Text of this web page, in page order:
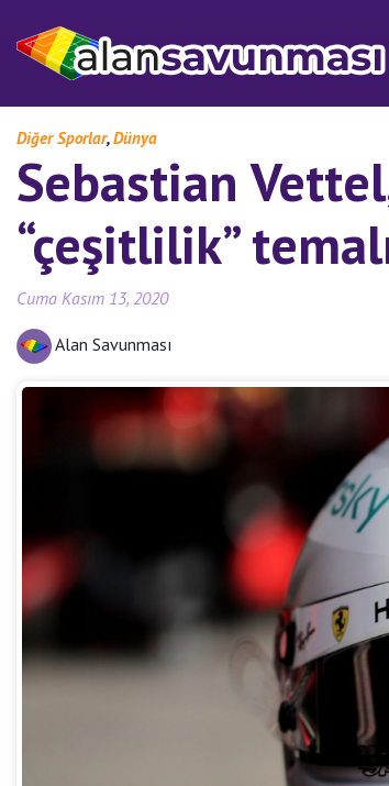
Diğer Sporlar,Dünya
Sebastian
“çeşitlilik”
Cuma Kasım 13, 2020
Alan Savunması